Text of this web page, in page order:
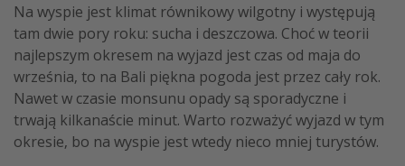
Na wyspie jest klimat równikowy wilgotny i występują
tam dwie pory roku: sucha i deszczowa. Choć w teorii
najlepszym okresem na wyjazd jest czas od maja do
września, to na Bali piękna pogoda jest przez cały rok.
Nawet w czasie monsunu opady są sporadyczne i
trwają kilkanaście minut. Warto rozważyć wyjazd w tym
okresie, bo na wyspie jest wtedy nieco mniej turystów.